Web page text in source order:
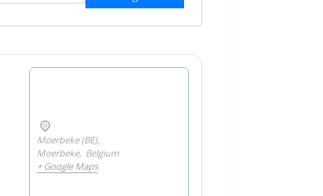
Moerbeke (BE),
Moerbeke, Belgium
+ Google Maps